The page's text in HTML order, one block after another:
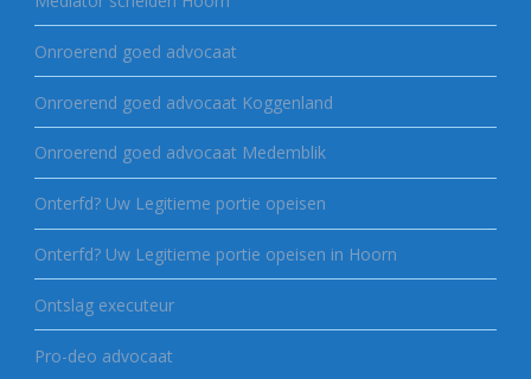
Onroerend goed advocaat
Onroerend goed advocaat Koggenland
Onroerend goed advocaat Medemblik
Onterfd? Uw Legitieme portie opeisen
Onterfd? Uw Legitieme portie opeisen in Hoorn
Ontslag executeur
Pro-deo advocaat